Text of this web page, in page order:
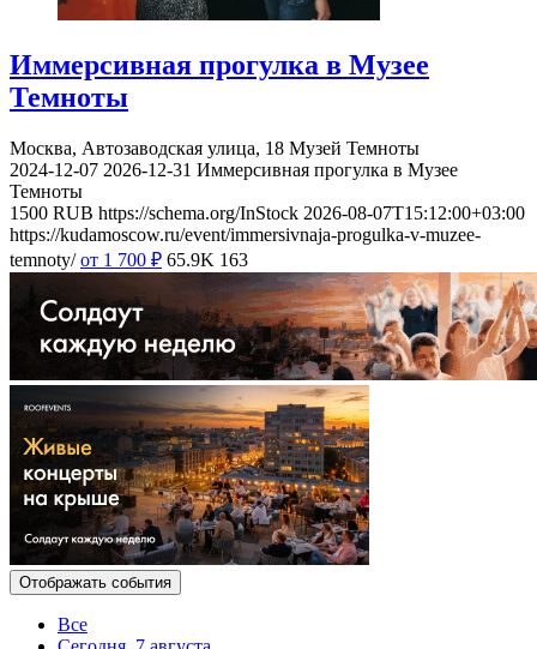
Иммерсивная прогулка в Музее
Темноты
Москва, Автозаводская улица, 18 Музей Темноты
2024-12-07 2026-12-31 Иммерсивная прогулка в Музее
Темноты
1500 RUB https://schema.org/InStock 2026-08-07T15:12:00+03:00
https://kudamoscow.ru/event/immersivnaja-progulka-v-muzee-
temnoty/ от 1 700 ₽ 65.9K 163
Отображать события
Все